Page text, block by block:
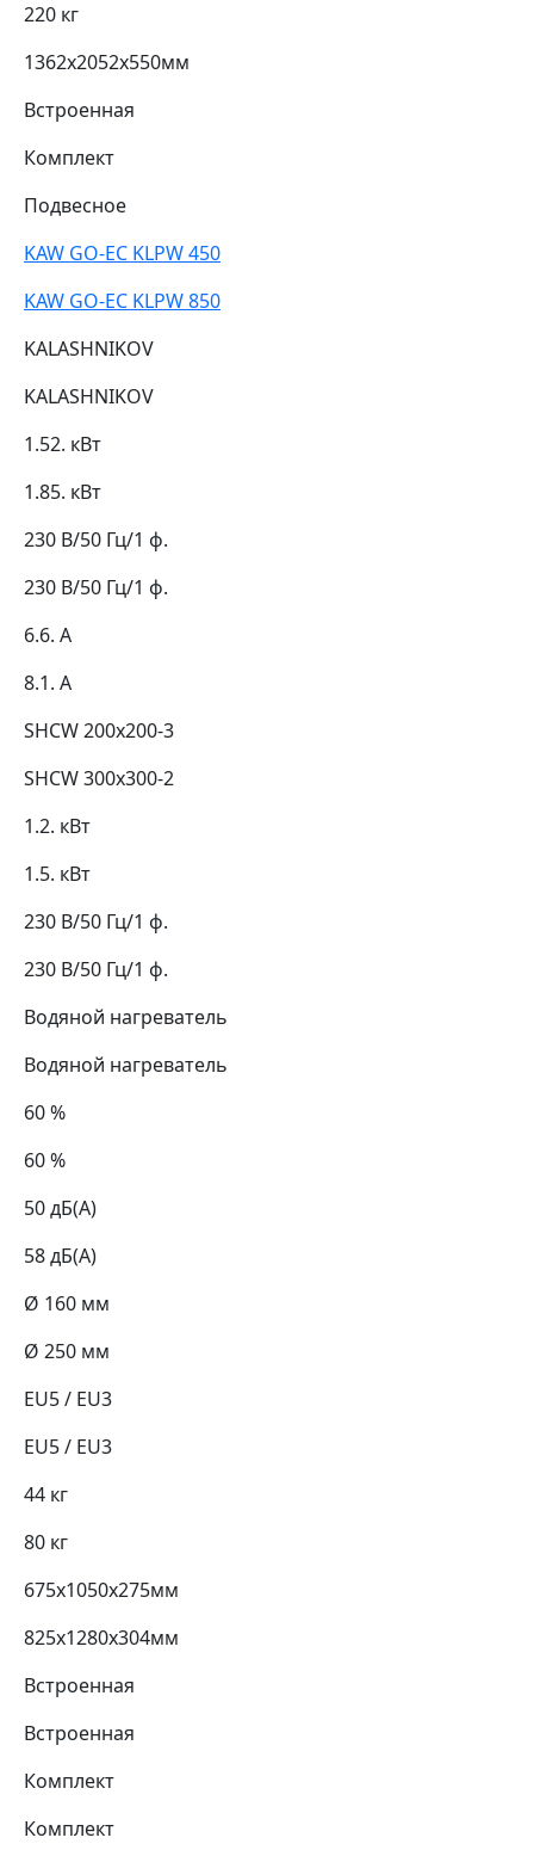
220 кг
1362х2052х550мм
Встроенная
Комплект
Подвесное
KAW GO-EC KLPW 450
KAW GO-EC KLPW 850
KALASHNIKOV
KALASHNIKOV
1.52. кВт
1.85. кВт
230 В/50 Гц/1 ф.
230 В/50 Гц/1 ф.
6.6. А
8.1. А
SHCW 200x200-3
SHCW 300x300-2
1.2. кВт
1.5. кВт
230 В/50 Гц/1 ф.
230 В/50 Гц/1 ф.
Водяной нагреватель
Водяной нагреватель
60 %
60 %
50 дБ(А)
58 дБ(А)
Ø 160 мм
Ø 250 мм
EU5 / EU3
EU5 / EU3
44 кг
80 кг
675х1050х275мм
825х1280х304мм
Встроенная
Встроенная
Комплект
Комплект